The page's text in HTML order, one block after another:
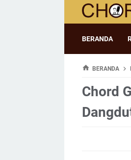
BERANDA
BERANDA
Chord